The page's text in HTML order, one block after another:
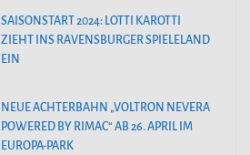
SAISONSTART 2024: LOTTI KAROTTI
ZIEHT INS RAVENSBURGER SPIELELAND
EIN
NEUE ACHTERBAHN „VOLTRON NEVERA
POWERED BY RIMAC“ AB 26. APRIL IM
EUROPA-PARK